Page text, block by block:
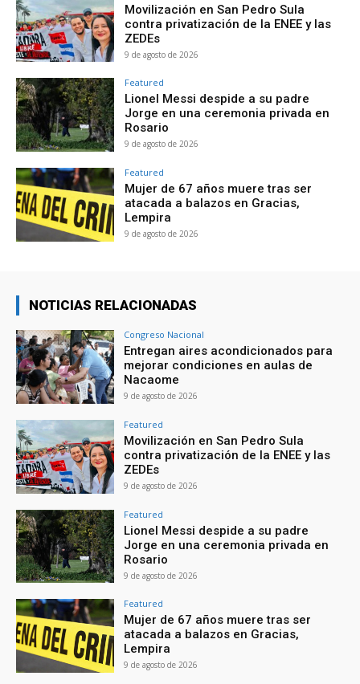
Movilización en San Pedro Sula
contra privatización de la ENEE y las
ZEDEs
9 de agosto de 2026
Featured
Lionel Messi despide a su padre
Jorge en una ceremonia privada en
Rosario
9 de agosto de 2026
Featured
Mujer de 67 años muere tras ser
atacada a balazos en Gracias,
Lempira
9 de agosto de 2026
NOTICIAS RELACIONADAS
Congreso Nacional
Entregan aires acondicionados para
mejorar condiciones en aulas de
Nacaome
9 de agosto de 2026
Featured
Movilización en San Pedro Sula
contra privatización de la ENEE y las
ZEDEs
9 de agosto de 2026
Featured
Lionel Messi despide a su padre
Jorge en una ceremonia privada en
Rosario
9 de agosto de 2026
Featured
Mujer de 67 años muere tras ser
atacada a balazos en Gracias,
Lempira
9 de agosto de 2026